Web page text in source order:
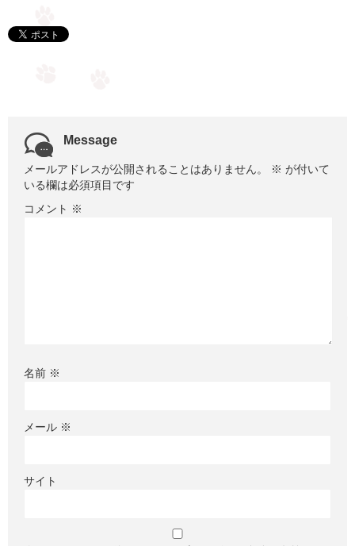
Message
メールアドレスが公開されることはありません。 ※ が付いて
いる欄は必須項目です
コメント ※
名前 ※
メール ※
サイト